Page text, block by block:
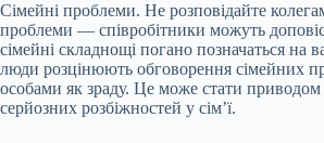
Сімейні проблеми. Не розповідайте
проблеми — співробітники можуть
сімейні складнощі погано позначаться на
люди розцінюють обговорення сімейних
особами як зраду. Це може стати приводом
серйозних розбіжностей у сім’ї.